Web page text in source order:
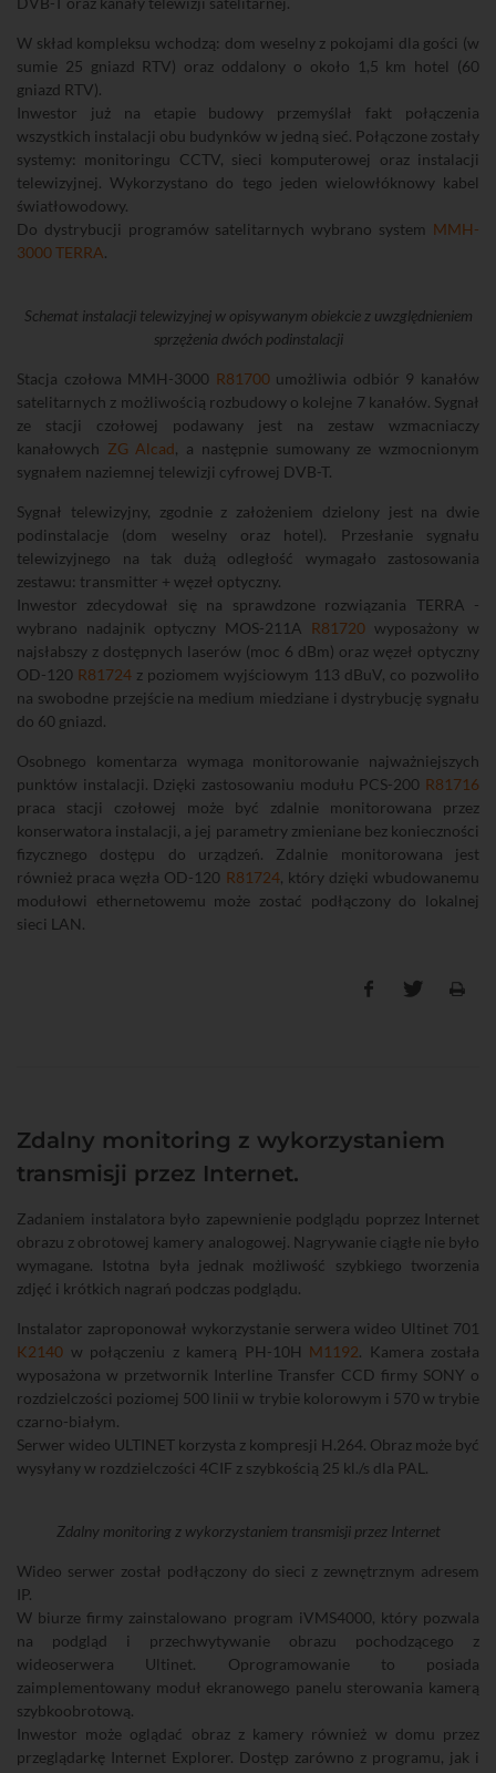
W skład kompleksu wchodzą: dom weselny z pokojami dla gości (w
sumie 25 gniazd RTV) oraz oddalony o około 1,5 km hotel (60
gniazd RTV).
Inwestor już na etapie budowy przemyślał fakt połączenia
wszystkich instalacji obu budynków w jedną sieć. Połączone zostały
systemy: monitoringu CCTV, sieci komputerowej oraz instalacji
telewizyjnej. Wykorzystano do tego jeden wielowłóknowy kabel
światłowodowy.
Do dystrybucji programów satelitarnych wybrano system MMH-
3000 TERRA.
Schemat instalacji telewizyjnej w opisywanym obiekcie z uwzględnieniem
sprzężenia dwóch podinstalacji
Stacja czołowa MMH-3000 R81700umożliwia odbiór 9 kanałów
satelitarnych z możliwością rozbudowy o kolejne 7 kanałów. Sygnał
ze stacji czołowej podawany jest na zestaw wzmacniaczy
kanałowych ZG Alcad, a następnie sumowany ze wzmocnionym
sygnałem naziemnej telewizji cyfrowej DVB-T.
Sygnał telewizyjny, zgodnie z założeniem dzielony jest na dwie
podinstalacje (dom weselny oraz hotel). Przesłanie sygnału
telewizyjnego na tak dużą odległość wymagało zastosowania
zestawu: transmitter + węzeł optyczny.
Inwestor zdecydował się na sprawdzone rozwiązania TERRA -
wybrano nadajnik optyczny MOS-211A R81720 wyposażony w
najsłabszy z dostępnych laserów (moc 6 dBm) oraz węzeł optyczny
OD-120 R81724 z poziomem wyjściowym 113 dBuV, co pozwoliło
na swobodne przejście na medium miedziane i dystrybucję sygnału
do 60 gniazd.
Osobnego komentarza wymaga monitorowanie najważniejszych
punktów instalacji. Dzięki zastosowaniu modułu PCS-200 R81716
praca stacji czołowej może być zdalnie monitorowana przez
konserwatora instalacji, a jej parametry zmieniane bez konieczności
fizycznego dostępu do urządzeń. Zdalnie monitorowana jest
również praca węzła OD-120 R81724, który dzięki wbudowanemu
modułowi ethernetowemu może zostać podłączony do lokalnej
sieci LAN.
Zdalny monitoring z wykorzystaniem
transmisji przez Internet.
Zadaniem instalatora było zapewnienie podglądu poprzez Internet
obrazu z obrotowej kamery analogowej. Nagrywanie ciągłe nie było
wymagane. Istotna była jednak możliwość szybkiego tworzenia
zdjęć i krótkich nagrań podczas podglądu.
Instalator zaproponował wykorzystanie serwera wideo Ultinet 701
K2140 w połączeniu z kamerą PH-10H M1192. Kamera została
wyposażona w przetwornik Interline Transfer CCD firmy SONY o
rozdzielczości poziomej 500 linii w trybie kolorowym i 570 w trybie
czarno-białym.
Serwer wideo ULTINET korzysta z kompresji H.264. Obraz może być
wysyłany w rozdzielczości 4CIF z szybkością 25 kl./s dla PAL.
Zdalny monitoring z wykorzystaniem transmisji przez Internet
Wideo serwer został podłączony do sieci z zewnętrznym adresem
IP.
W biurze firmy zainstalowano program iVMS4000, który pozwala
na podgląd i przechwytywanie obrazu pochodzącego z
wideoserwera Ultinet. Oprogramowanie to posiada
zaimplementowany moduł ekranowego panelu sterowania kamerą
szybkoobrotową.
Inwestor może oglądać obraz z kamery również w domu przez
przeglądarkę Internet Explorer. Dostęp zarówno z programu, jak i